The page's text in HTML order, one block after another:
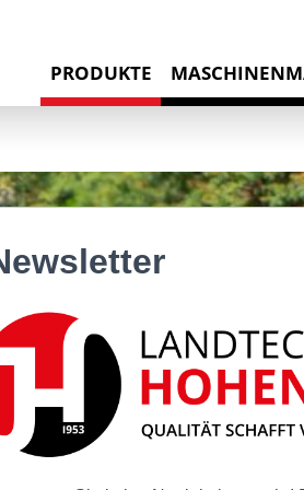
PRODUKTE